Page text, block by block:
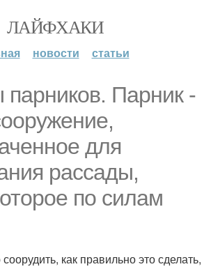
ЛАЙФХАКИ
новости статьи
парников. Парник -
для
рассады,
по силам
как правильно это сделать,